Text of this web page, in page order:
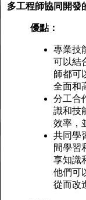
多工程師協同開發
優點：
專業技
可以結
師都可
全面和
分工合
識和技
效率，
共同學
間學習
享知識
他們可
從而改